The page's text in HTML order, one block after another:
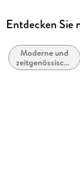
Laufzeit
Reihe
Das kommt in
Entdecken Sie
Moderne und
zeitgenössische
Belletristik: